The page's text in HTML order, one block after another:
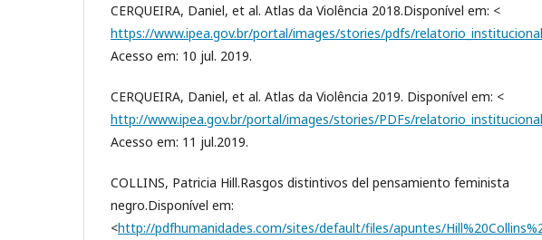
CERQUEIRA, Daniel, et al. Atlas da Violência 2018.Disponível em: <
https://www.ipea.gov.br/portal/images/stories/pdfs/
Acesso em: 10 jul. 2019.
CERQUEIRA, Daniel, et al. Atlas da Violência 2019. Disponível em: <
http://www.ipea.gov.br/portal/images/stories/PDFs/
Acesso em: 11 jul.2019.
COLLINS, Patricia Hill.Rasgos distintivos del pensamiento feminista
negro.Disponível em:
<http://pdfhumanidades.com/sites/default/files/apuntes/